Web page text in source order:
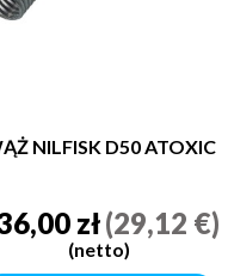
NILFISK D50 ATOXIC
zł(29,12 €)
(netto)